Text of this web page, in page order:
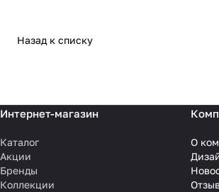
Назад к списку
Интернет-магазин
Каталог
Акции
Бренды
Коллекции
О